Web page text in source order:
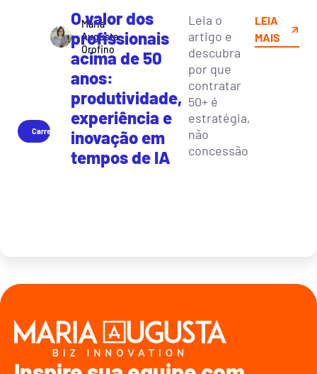
Carreira
Maria
Augusta
Orofino
O valor dos
profissionais
acima de 50
anos:
produtividade,
experiência e
inovação em
tempos de IA
Leia o
artigo e
descubra
por que
contratar
50+ é
estratégia,
não
concessão
LEIA
MAIS